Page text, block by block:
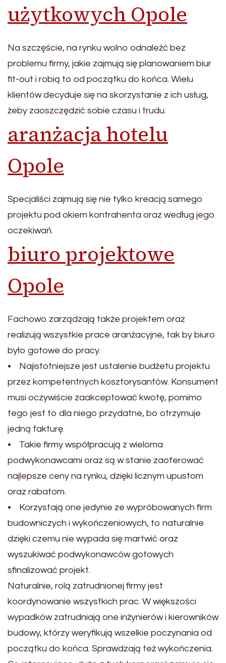
użytkowych Opole
Na szczęście, na rynku wolno odnaleźć bez
problemu firmy, jakie zajmują się planowaniem biur
fit-out i robią to od początku do końca. Wielu
klientów decyduje się na skorzystanie z ich usług,
żeby zaoszczędzić sobie czasu i trudu.
aranżacja hotelu
Opole
Specjaliści zajmują się nie tylko kreacją samego
projektu pod okiem kontrahenta oraz według jego
oczekiwań.
biuro projektowe
Opole
Fachowo zarządzają także projektem oraz
realizują wszystkie prace aranżacyjne, tak by biuro
było gotowe do pracy.
• Najistotniejsze jest ustalenie budżetu projektu
przez kompetentnych kosztorysantów. Konsument
musi oczywiście zaakceptować kwotę, pomimo
tego jest to dla niego przydatne, bo otrzymuje
jedną fakturę.
• Takie firmy współpracują z wieloma
podwykonawcami oraz są w stanie zaoferować
najlepsze ceny na rynku, dzięki licznym upustom
oraz rabatom.
• Korzystają one jedynie ze wypróbowanych firm
budowniczych i wykończeniowych, to naturalnie
dzięki czemu nie wypada się martwić oraz
wyszukiwać podwykonawców gotowych
sfinalizować projekt.
Naturalnie, rolą zatrudnionej firmy jest
koordynowanie wszystkich prac. W większości
wypadków zatrudniają one inżynierów i kierowników
budowy, którzy weryfikują wszelkie poczynania od
początku do końca. Sprawdzają też wykończenia.